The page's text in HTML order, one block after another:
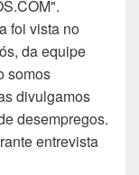
foi vista no
da equipe
somos
divulgamos
desempregos.
entrevista